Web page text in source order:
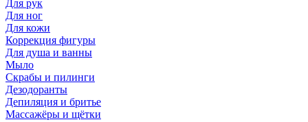
Для рук
Для ног
Для кожи
Коррекция фигуры
Для душа и ванны
Мыло
Скрабы и пилинги
Дезодоранты
Депиляция и бритье
Массажёры и щётки